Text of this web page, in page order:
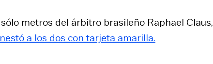
metros del árbitro brasileño Raphael Claus,
a los dos con tarjeta amarilla.